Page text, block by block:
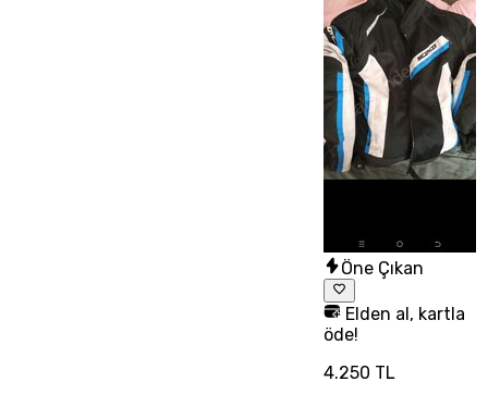
Öne Çıkan
Elden al, kartla
öde!
4.250 TL